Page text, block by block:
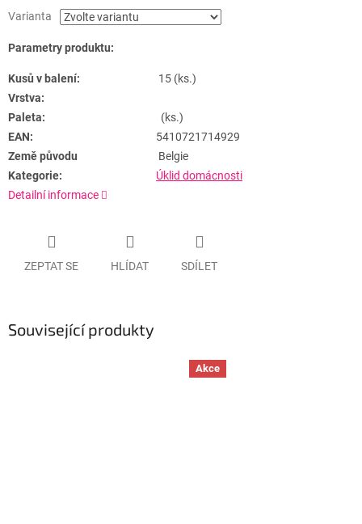
Varianta
Parametry produktu:
Kusů v balení:
15 (ks.)
Vrstva:
Paleta:
(ks.)
EAN:
5410721714929
Země původu
Belgie
Kategorie:
Úklid domácnosti
Detailní informace
ZEPTAT SE HLÍDAT SDÍLET
Související produkty
Akce